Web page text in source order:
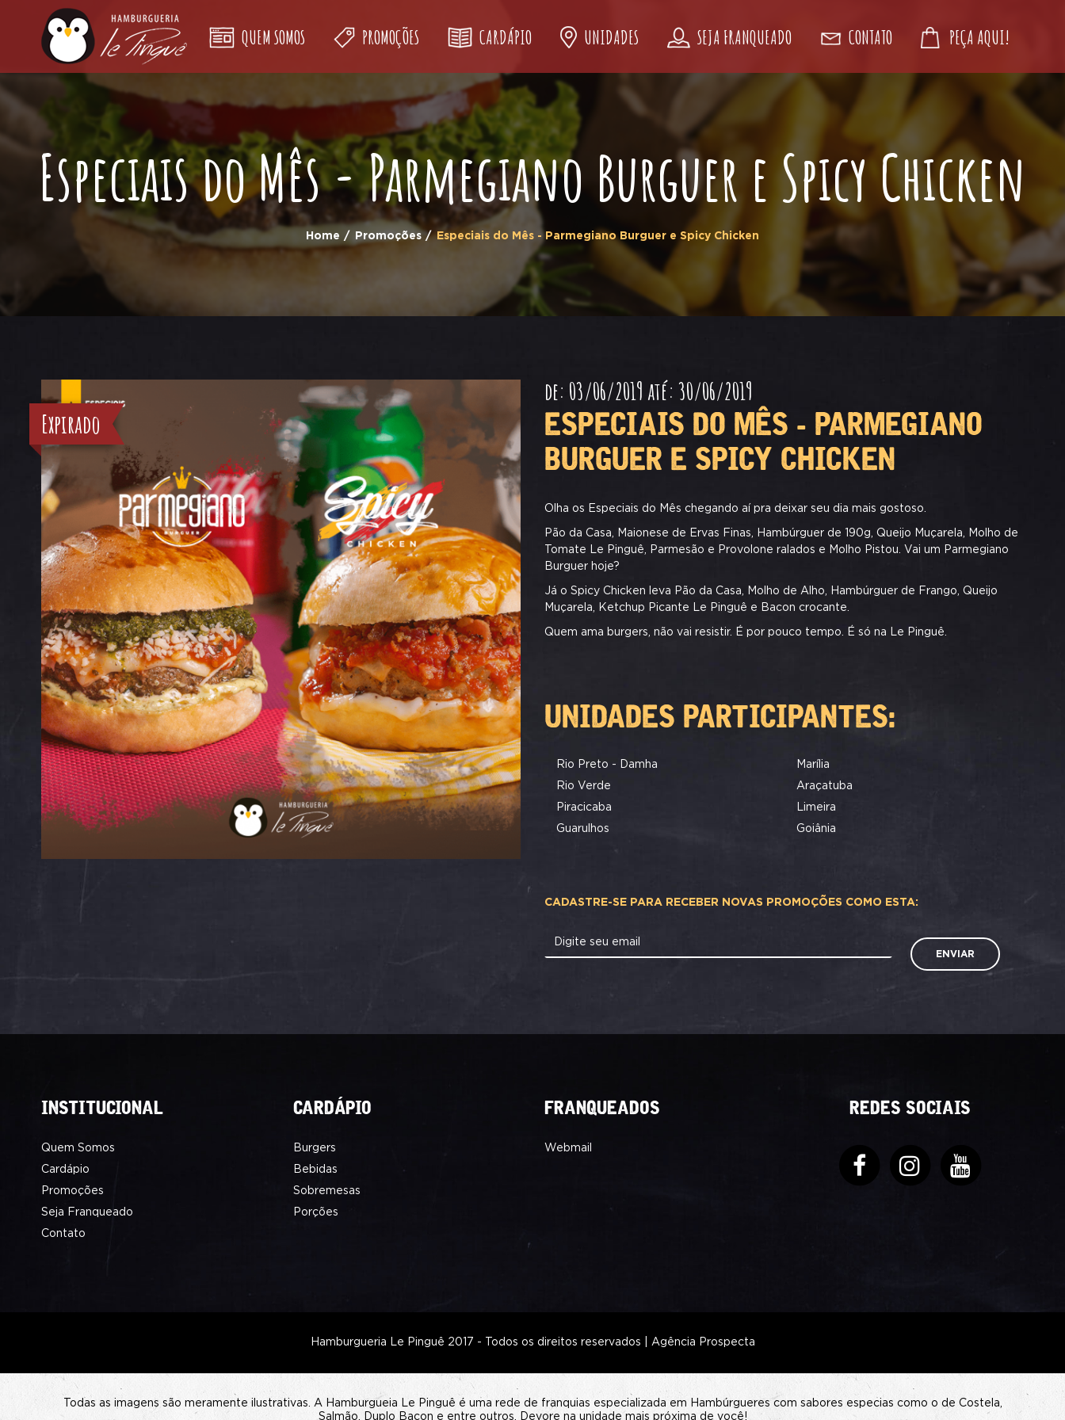
QUEM SOMOS PROMOÇÕES CARDÁPIO UNIDADES SEJA FRANQUEADO CONTATO PEÇA AQUI!
Especiais do Mês - Parmegiano Burguer e Spicy Chicken
Home Promoções Especiais do Mês - Parmegiano Burguer e Spicy Chicken
de: 03/06/2019 até: 30/06/2019
ESPECIAIS DO MÊS - PARMEGIANO
BURGUER E SPICY CHICKEN
Olha os Especiais do Mês chegando aí pra deixar seu dia mais gostoso.
Pão da Casa, Maionese de Ervas Finas, Hambúrguer de 190g, Queijo Muçarela, Molho de
Tomate Le Pinguê, Parmesão e Provolone ralados e Molho Pistou. Vai um Parmegiano
Burguer hoje?
Já o Spicy Chicken leva Pão da Casa, Molho de Alho, Hambúrguer de Frango, Queijo
Muçarela, Ketchup Picante Le Pinguê e Bacon crocante.
Quem ama burgers, não vai resistir. É por pouco tempo. É só na Le Pinguê.
UNIDADES PARTICIPANTES:
Rio Preto - Damha
Marília
Rio Verde
Araçatuba
Piracicaba
Limeira
Guarulhos
Goiânia
CADASTRE-SE PARA RECEBER NOVAS PROMOÇÕES COMO ESTA:
Digite seu email
ENVIAR
Expirado
INSTITUCIONAL
Quem Somos
Cardápio
Promoções
Seja Franqueado
Contato
CARDÁPIO
Burgers
Bebidas
Sobremesas
Porções
FRANQUEADOS
Webmail
REDES SOCIAIS
Hamburgueria Le Pinguê 2017 - Todos os direitos reservados | Agência Prospecta
Todas as imagens são meramente ilustrativas. A Hamburgueia Le Pinguê é uma rede de franquias especializada em Hambúrgueres com sabores especias como o de Costela,
Salmão, Duplo Bacon e entre outros. Devore na unidade mais próxima de você!